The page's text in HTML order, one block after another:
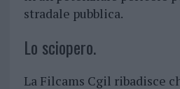
stradale pubblica.
Lo sciopero.
La Filcams Cgil ribadisce